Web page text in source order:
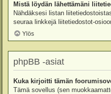
Mistä löydän lähettämäni
Nähdäksesi listan
seuraa linkkejä liitetiedostot-
Ylös
phpBB -asiat
Kuka kirjoitti tämän
Tämä sovellus (sen